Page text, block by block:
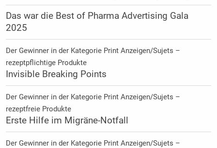
Das war die Best of Pharma Advertising Gala
2025
Der Gewinner in der Kategorie Print Anzeigen/Sujets –
rezeptpflichtige Produkte
Invisible Breaking Points
Der Gewinner in der Kategorie Print Anzeigen/Sujets –
rezeptfreie Produkte
Erste Hilfe im Migräne-Notfall
Der Gewinner in der Kategorie Print Anzeigen/Sujets –